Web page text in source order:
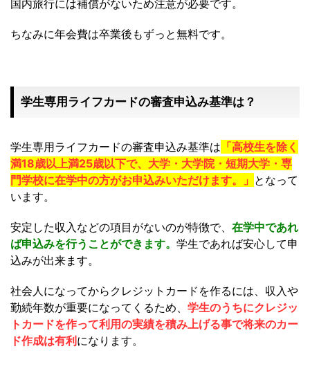
国内旅行には補償がないため注意が必要です。
ちなみに年会費は卒業後もずっと無料です。
学生専用ライフカードの審査申込み基準は？
学生専用ライフカードの審査申込み基準は 「高校生を除く
満18歳以上満25歳以下で、大学・大学院・短期大学・専
門学校に在学中の方がお申込みいただけます。」 となって
います。
安定した収入などの項目がないのが特徴で、 在学中であれ
ば申込みを行うことができます。 学生であれば安心して申
込みが出来ます。
社会人になってからクレジットカードを作るには、収入や
勤続年数が重要になってくるため、 学生のうちにクレジッ
トカードを作って利用の実績を積み上げる事で将来のカー
ド作成は有利になります。